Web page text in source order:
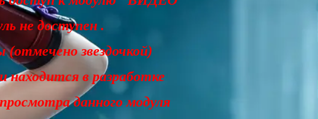
не доступен .
звездочкой)
в разработке
данного модуля